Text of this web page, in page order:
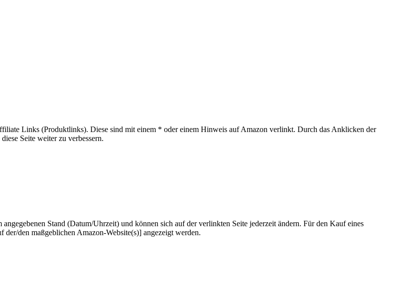
Links (Produktlinks). Diese sind mit einem * oder einem Hinweis auf Amazon verlinkt. Durch das Anklicken der
Seite weiter zu verbessern.
Stand (Datum/Uhrzeit) und können sich auf der verlinkten Seite jederzeit ändern. Für den Kauf eines
den maßgeblichen Amazon-Website(s)] angezeigt werden.